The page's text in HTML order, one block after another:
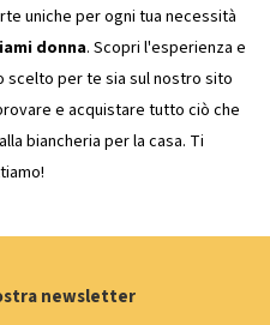
uniche per ogni tua necessità
donna. Scopri l'esperienza e
scelto per te sia sul nostro sito
e acquistare tutto ciò che
biancheria per la casa. Ti
newsletter